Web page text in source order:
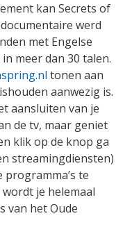
kan Secrets of
werd
met Engelse
meer dan 30 talen.
tonen aan
aanwezig is.
aansluiten van je
de tv, maar geniet
klik op de knop ga
streamingdiensten)
te
je helemaal
van het Oude